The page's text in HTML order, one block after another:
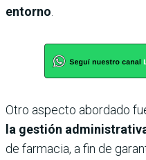
entorno
Otro aspecto abordado
la gestión
de farmacia, a fin de